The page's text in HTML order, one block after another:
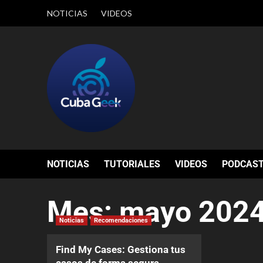
NOTICIAS VIDEOS
NOTICIAS TUTORIALES VIDEOS
Mes:mayo
Noticias Recomendaciones
Find My Cases: Gestiona tus